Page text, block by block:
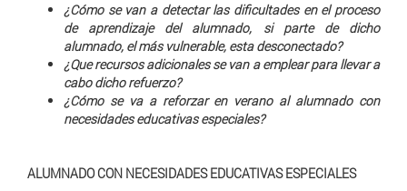
¿Cómo se van a detectar las dificultades en el proceso
de aprendizaje del alumnado, si parte de dicho
alumnado, el más vulnerable, esta desconectado?
¿Que recursos adicionales se van a emplear para llevar a
cabo dicho refuerzo?
¿Cómo se va a reforzar en verano al alumnado con
necesidades educativas especiales?
ALUMNADO CON NECESIDADES EDUCATIVAS ESPECIALES